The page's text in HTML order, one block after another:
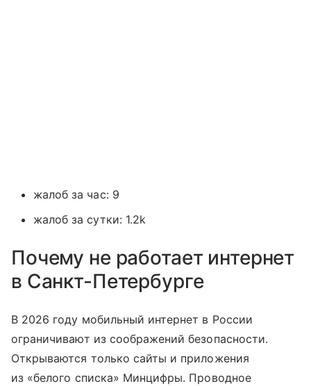
жалоб за час: 9
жалоб за сутки: 1.2k
Почему не работает интернет
в Санкт-Петербурге
В 2026 году мобильный интернет в России
ограничивают из соображений безопасности.
Открываются только сайты и приложения
из «белого списка» Минцифры. Проводное